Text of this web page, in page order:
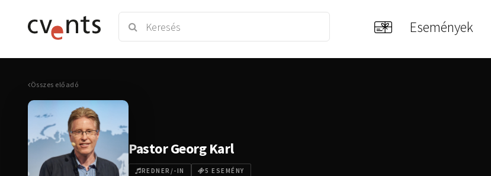
Események
Összes előadó
Pastor Georg Karl
REDNER/-IN 5 ESEMÉNY